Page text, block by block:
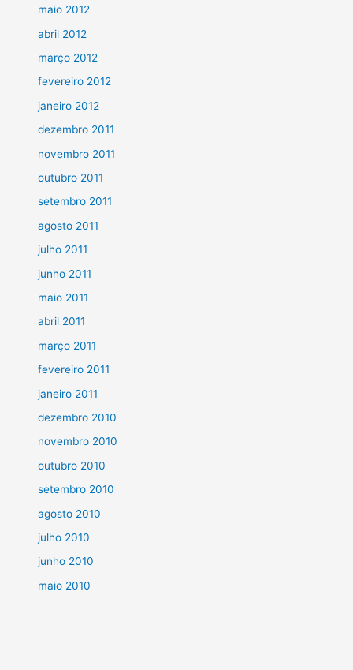
maio 2012
abril 2012
março 2012
fevereiro 2012
janeiro 2012
dezembro 2011
novembro 2011
outubro 2011
setembro 2011
agosto 2011
julho 2011
junho 2011
maio 2011
abril 2011
março 2011
fevereiro 2011
janeiro 2011
dezembro 2010
novembro 2010
outubro 2010
setembro 2010
agosto 2010
julho 2010
junho 2010
maio 2010